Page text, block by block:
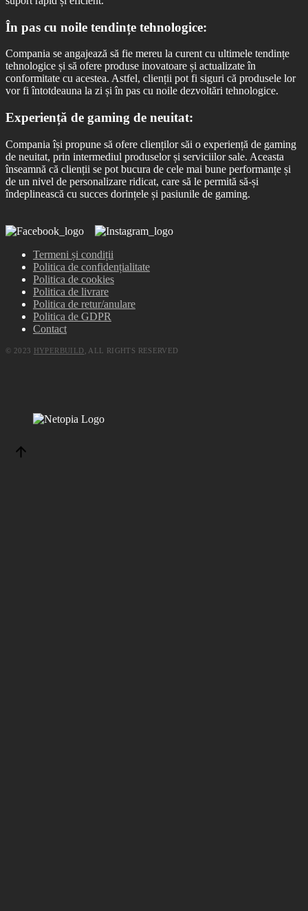
În pas cu noile tendințe tehnologice:
Compania se angajează să fie mereu la curent cu ultimele tendințe
tehnologice și să ofere produse inovatoare și actualizate în
conformitate cu acestea. Astfel, clienții pot fi siguri că produsele lor
vor fi întotdeauna la zi și în pas cu noile dezvoltări tehnologice.
Experiență de gaming de neuitat:
Compania își propune să ofere clienților săi o experiență de gaming
de neuitat, prin intermediul produselor și serviciilor sale. Aceasta
înseamnă că clienții se pot bucura de cele mai bune performanțe și
de un nivel de personalizare ridicat, care să le permită să-și
îndeplinească cu succes dorințele și pasiunile de gaming.
Termeni și condiții
Politica de confidențialitate
Politica de cookies
Politica de livrare
Politica de retur/anulare
Politica de GDPR
Contact
© 2023 HYPERBUILD , ALL RIGHTS RESERVED